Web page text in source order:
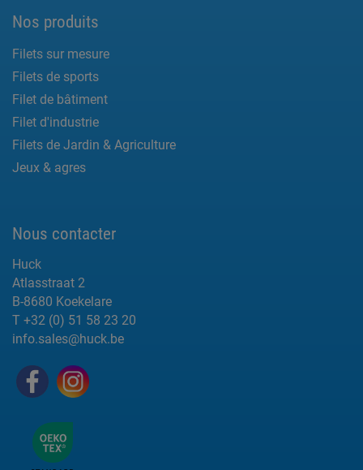
Nos produits
Filets sur mesure
Filets de sports
Filet de bâtiment
Filet d'industrie
Filets de Jardin & Agriculture
Jeux & agres
Nous contacter
Huck
Atlasstraat 2
B-8680 Koekelare
T +32 (0) 51 58 23 20
info.sales@huck.be